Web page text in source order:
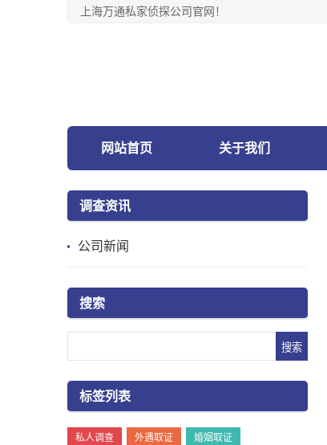
上海万通私家侦探公司官网！
网站首页 关于我们
调查资讯
公司新闻
搜索
标签列表
私人调查 外遇取证 婚姻取证